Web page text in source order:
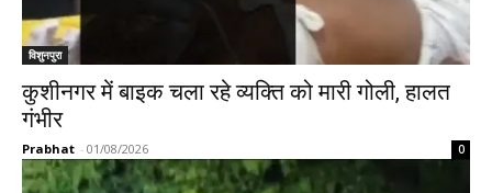
विशुनपुरा
कुशीनगर में बाइक चला रहे व्यक्ति को मारी गोली, हालत
गंभीर
Prabhat - 01/08/2026 0